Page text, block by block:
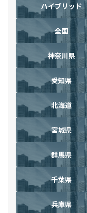
ハイブリッド
全国
神奈川県
愛知県
北海道
宮城県
群馬県
千葉県
兵庫県